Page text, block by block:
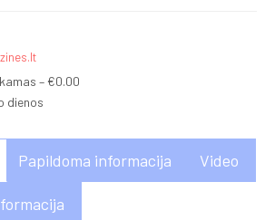
– €0.00
dienos
Papildoma informacija Video